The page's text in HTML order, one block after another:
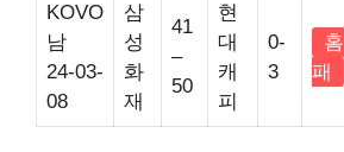
KOVO
남
24-03-
08
삼
성
화
재
41
–
50
현
대
캐
피
0-
3
홈
패